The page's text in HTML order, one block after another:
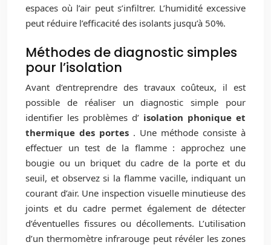
espaces où l’air peut s’infiltrer. L’humidité excessive
peut réduire l’efficacité des isolants jusqu’à 50%.
Méthodes de diagnostic simples
pour l’isolation
Avant d’entreprendre des travaux coûteux, il est
possible de réaliser un diagnostic simple pour
identifier les problèmes d’ isolation phonique et
thermique des portes . Une méthode consiste à
effectuer un test de la flamme : approchez une
bougie ou un briquet du cadre de la porte et du
seuil, et observez si la flamme vacille, indiquant un
courant d’air. Une inspection visuelle minutieuse des
joints et du cadre permet également de détecter
d’éventuelles fissures ou décollements. L’utilisation
d’un thermomètre infrarouge peut révéler les zones